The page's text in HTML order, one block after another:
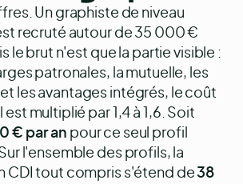
Un graphiste de niveau
recruté autour de 35 000 €
le brut n'est que la partie visible :
patronales, la mutuelle, les
les avantages intégrés, le coût
multiplié par 1,4 à 1,6. Soit
€ par an pour ce seul profil
l'ensemble des profils, la
CDI tout compris s'étend de38